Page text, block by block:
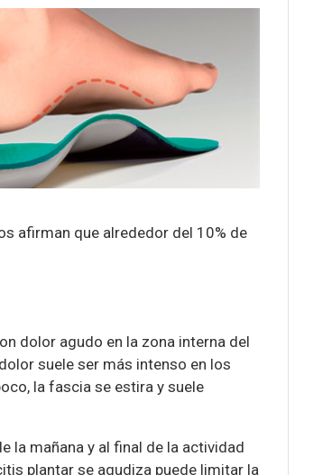
afirman que alrededor del 10% de
dolor agudo en la zona interna del
suele ser más intenso en los
la fascia se estira y suele
la mañana y al final de la actividad
plantar se agudiza puede limitar la